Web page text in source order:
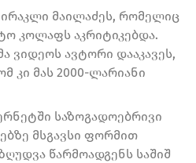
ირაკლი მაილაძეს, რომელიც
კოლაფს აკრიტიკებდა.
ვიდეოს ავტორი დააკავეს,
კი მას 2000-ლარიანი
საზოგადოებრივი
მსგავსი ფორმით
წარმოადგენს საშიშ